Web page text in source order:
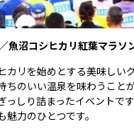
魚沼コシヒカリ紅葉マラソ
カリを始めとする美味しい
ちのいい温泉を味わうこと
っしり詰まったイベントで
魅力のひとつです。